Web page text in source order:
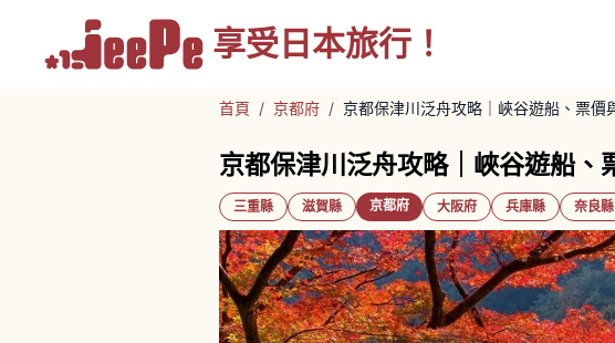
享受 日本旅行！
首頁 / 京都府 / 京都保津川泛舟攻略｜峽谷遊船、票價
京都保津川泛舟攻略｜峽谷遊船、
三重縣 滋賀縣 京都府 大阪府 兵庫縣 奈良縣